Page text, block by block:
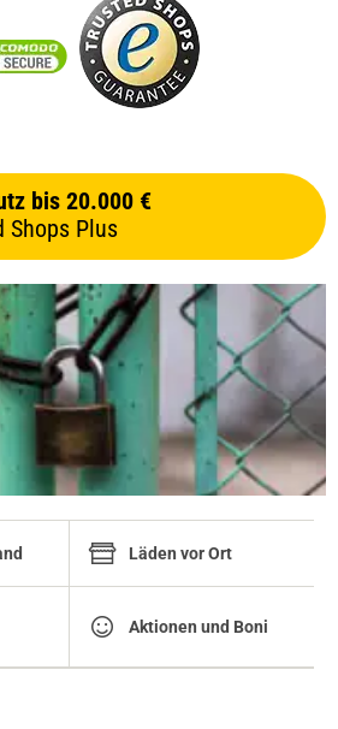
bis 20.000 €
Shops Plus
Läden vor Ort
Aktionen und Boni